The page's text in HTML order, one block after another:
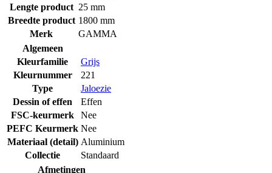
Lengte product 25 mm
Breedte product 1800 mm
Merk
GAMMA
Algemeen
Kleurfamilie
Grijs
Kleurnummer
221
Type
Jaloezie
Dessin of effen
Effen
FSC-keurmerk
Nee
PEFC Keurmerk Nee
Materiaal (detail) Aluminium
Collectie
Standaard
Afmetingen